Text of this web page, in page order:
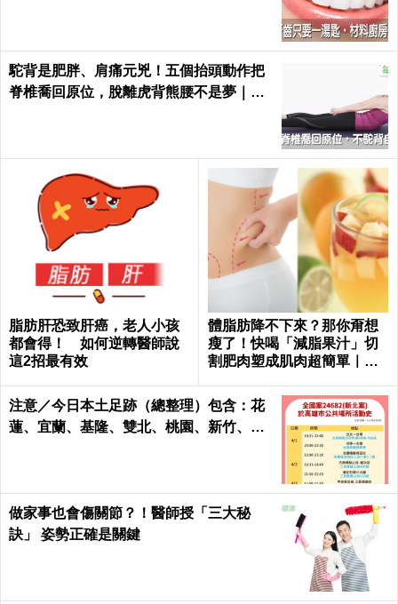
駝背是肥胖、肩痛元兇！五個抬頭動作把
脊椎喬回原位，脫離虎背熊腰不是夢｜每
脂肪肝恐致肝癌，老人小孩
都會得！ 如何逆轉醫師說
這2招最有效
體脂肪降不下來？那你甭想
瘦了！快喝「減脂果汁」切
割肥肉塑成肌肉超簡單｜每
注意／今日本土足跡（總整理）包含：花
蓮、宜蘭、基隆、雙北、桃園、新竹、台
做家事也會傷關節？！醫師授「三大秘
訣」 姿勢正確是關鍵